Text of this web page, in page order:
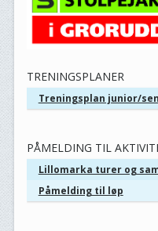
TRENINGSPLANER
Treningsplan junior/
PÅMELDING TIL
Lillomarka turer og
Påmelding til løp